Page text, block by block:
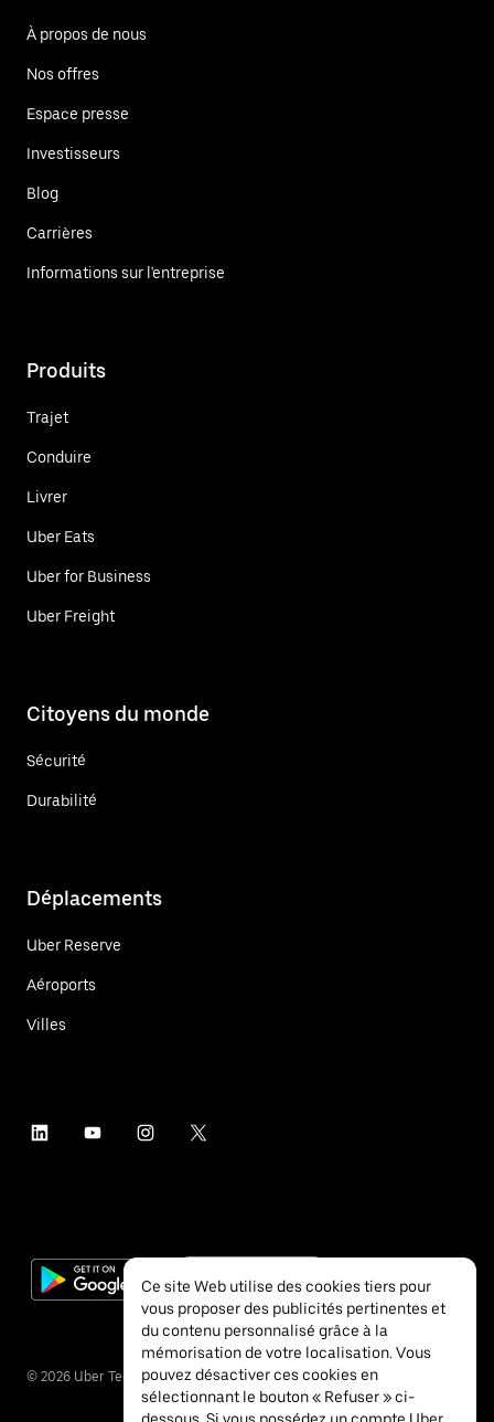
À propos de nous
Nos offres
Espace presse
Investisseurs
Blog
Carrières
Informations sur l'entreprise
Produits
Trajet
Conduire
Livrer
Uber Eats
Uber for Business
Uber Freight
Citoyens du monde
Sécurité
Durabilité
Déplacements
Uber Reserve
Aéroports
Villes
© 2026 Uber Technologies Inc.
Ce site Web utilise des cookies tiers pour
vous proposer des publicités pertinentes et
du contenu personnalisé grâce à la
mémorisation de votre localisation. Vous
pouvez désactiver ces cookies en
sélectionnant le bouton « Refuser » ci-